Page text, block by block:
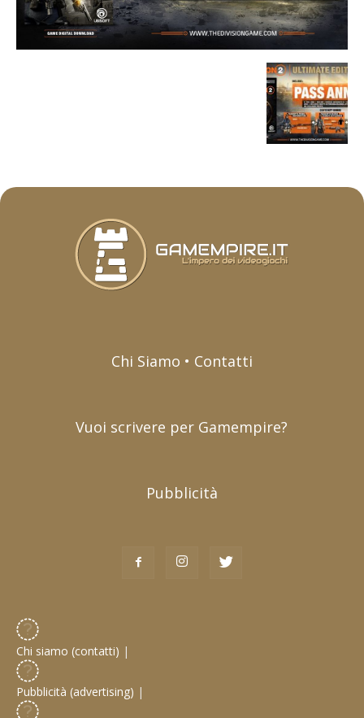
Chi Siamo • Contatti
Vuoi scrivere per Gamempire?
Pubblicità
Chi siamo (contatti) |
Pubblicità (advertising) |